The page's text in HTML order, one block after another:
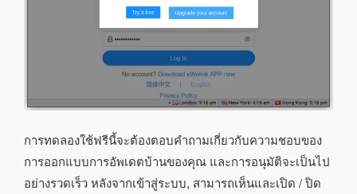
การทดลองใช้ฟรีนี้จะต้องตอบคำถามเกี่ยวกับความชอบของ
การออกแบบการอัพเดตบ้านของคุณ และการอนุมัติจะเป็นไป
อย่างรวดเร็ว หลังจากเข้าสู่ระบบ, สามารถเห็นและเปิด / ปิด